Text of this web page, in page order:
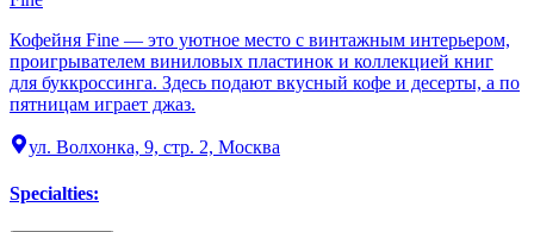
Кофейня Fine — это уютное место с винтажным интерьером,
проигрывателем виниловых пластинок и коллекцией книг
для буккроссинга. Здесь подают вкусный кофе и десерты, а по
пятницам играет джаз.
ул. Волхонка, 9, стр. 2, Москва
Specialties: